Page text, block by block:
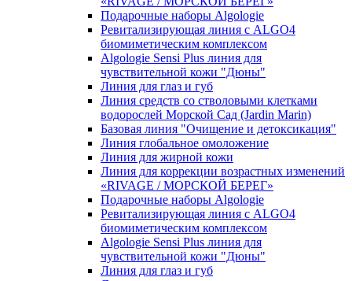
Подарочные наборы Algologie
Ревитализирующая линия с ALGO4
биомиметическим комплексом
Algologie Sensi Plus линия для
чувcтвительной кожи "Дюны"
Линия для глаз и губ
Линия средств со стволовыми клетками
водорослей Морской Сад (Jardin Marin)
Базовая линия "Очищение и детоксикация"
Линия глобальное омоложение
Линия для жирной кожи
Линия для коррекции возрастных изменений
«RIVAGE / МОРСКОЙ БЕРЕГ»
Подарочные наборы Algologie
Ревитализирующая линия с ALGO4
биомиметическим комплексом
Algologie Sensi Plus линия для
чувcтвительной кожи "Дюны"
Линия для глаз и губ